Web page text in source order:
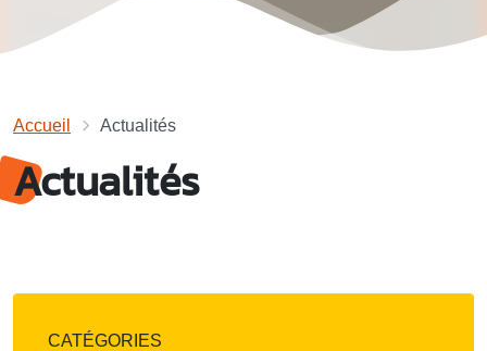
Accueil Actualités
Actualités
CATÉGORIES